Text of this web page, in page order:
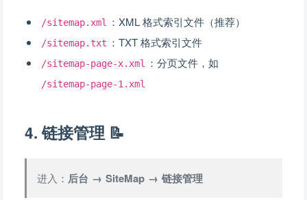
/sitemap.xml ：XML 格式索引文件（推荐）
/sitemap.txt ：TXT 格式索引文件
/sitemap-page-x.xml ：分页文件，如
/sitemap-page-1.xml
4. 链接管理 📝
进入： 后台 → SiteMap → 链接管理